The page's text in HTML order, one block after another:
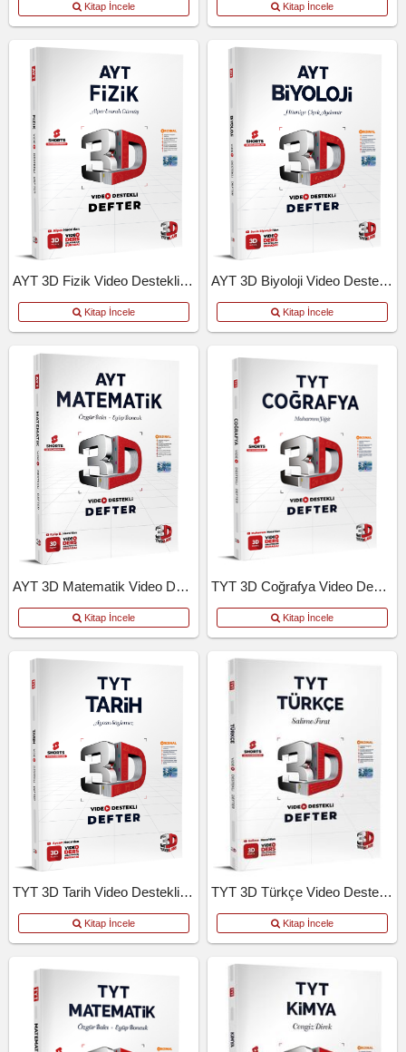
Kitap İncele Kitap İncele
AYT 3D Fizik Video Destekli Defter
Kitap İncele
AYT 3D Biyoloji Video Destekli Defter
Kitap İncele
AYT 3D Matematik Video Destekli Defter
Kitap İncele
TYT 3D Coğrafya Video Destekli Defter
Kitap İncele
TYT 3D Tarih Video Destekli Defter
Kitap İncele
TYT 3D Türkçe Video Destekli Defter
Kitap İncele